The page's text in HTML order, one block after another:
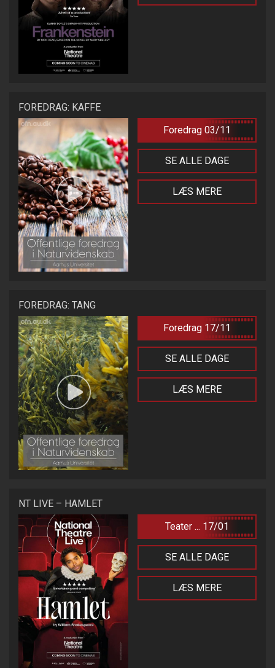
FOREDRAG: KAFFE
Foredrag 03/11
SE ALLE DAGE
LÆS MERE
FOREDRAG: TANG
Foredrag 17/11
SE ALLE DAGE
LÆS MERE
NT LIVE – HAMLET
Teater ... 17/01
SE ALLE DAGE
LÆS MERE